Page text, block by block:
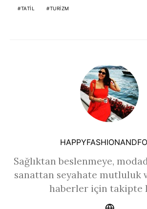
TATIL
TURIZM
Sağlıktan beslenmeye,
sanattan seyahate mutluluk
haberler için takipte